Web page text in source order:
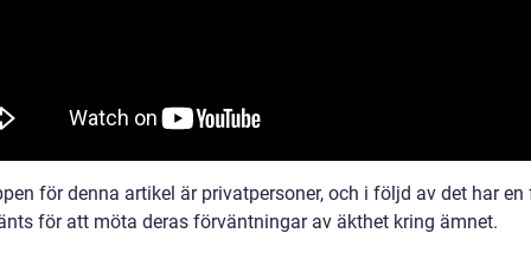
för denna artikel är privatpersoner, och i följd av det har
för att möta deras förväntningar av äkthet kring ämnet.